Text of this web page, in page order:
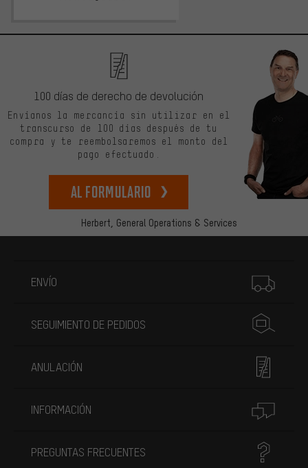
Herbert, General Operations & Services
100 días de derecho de devolución
Envíanos la mercancía sin utilizar en el
transcurso de 100 días después de tu
compra y te reembolsaremos el monto del
pago efectuado.
Al formulario
ENVÍO
SEGUIMIENTO DE PEDIDOS
ANULACIÓN
INFORMACIÓN
PREGUNTAS FRECUENTES